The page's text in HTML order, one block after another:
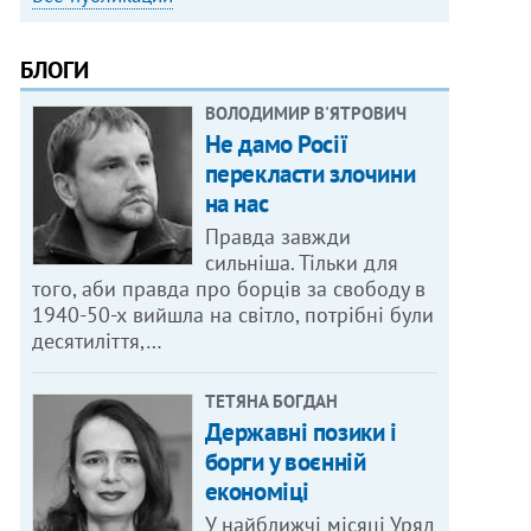
БЛОГИ
ВОЛОДИМИР В'ЯТРОВИЧ
Не дамо Росії
перекласти злочини
на нас
Правда завжди
сильніша. Тільки для
того, аби правда про борців за свободу в
1940-50-х вийшла на світло, потрібні були
десятиліття,…
ТЕТЯНА БОГДАН
Державні позики і
борги у воєнній
економіці
У найближчі місяці Уряд